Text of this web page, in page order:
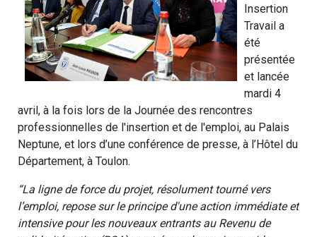
Insertion
Travail a
été
présentée
et lancée
mardi 4
avril, à la fois lors de la Journée des rencontres
professionnelles de l'insertion et de l'emploi, au Palais
Neptune, et lors d’une conférence de presse, à l’Hôtel du
Département, à Toulon.
“La ligne de force du projet, résolument tourné vers
l’emploi, repose sur le principe d'une action immédiate et
intensive pour les nouveaux entrants au Revenu de